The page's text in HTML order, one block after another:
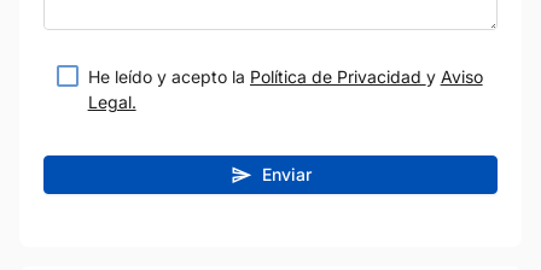
He leído y acepto la Política de Privacidad y Aviso
Legal.
Enviar